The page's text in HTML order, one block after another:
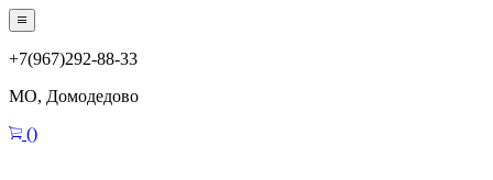
+7(967)292-88-33
МО, Домодедово
()